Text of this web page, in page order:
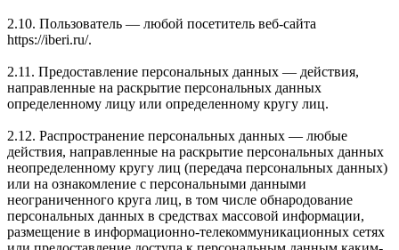
2.10. Пользователь — любой посетитель веб-сайта
https://iberi.ru/.
2.11. Предоставление персональных данных — действия,
направленные на раскрытие персональных данных
определенному лицу или определенному кругу лиц.
2.12. Распространение персональных данных — любые
действия, направленные на раскрытие персональных данных
неопределенному кругу лиц (передача персональных данных)
или на ознакомление с персональными данными
неограниченного круга лиц, в том числе обнародование
персональных данных в средствах массовой информации,
размещение в информационно-телекоммуникационных сетях